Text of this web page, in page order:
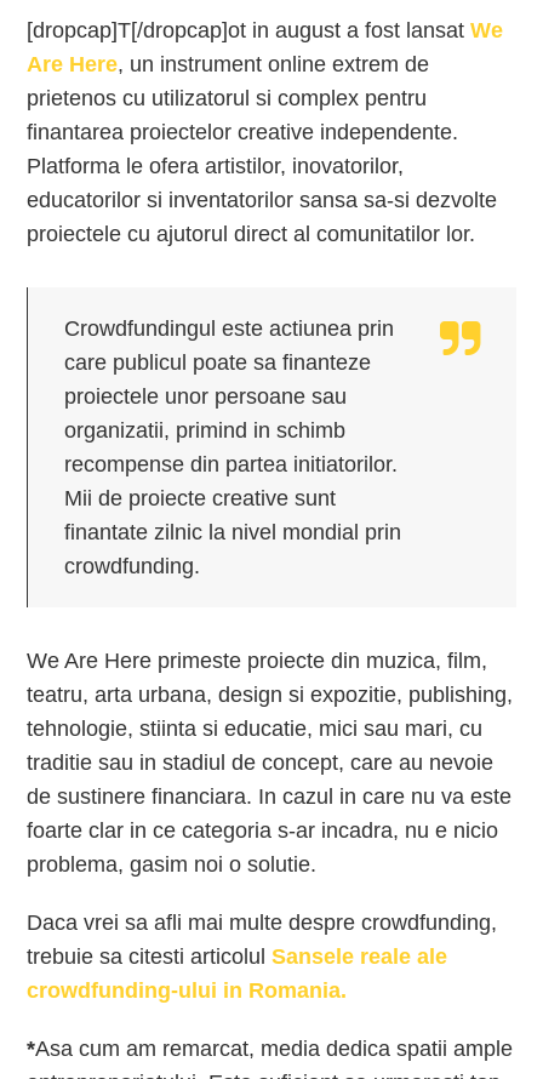
[dropcap]T[/dropcap]ot in august a fost lansat We
Are Here, un instrument online extrem de
prietenos cu utilizatorul si complex pentru
finantarea proiectelor creative independente.
Platforma le ofera artistilor, inovatorilor,
educatorilor si inventatorilor sansa sa-si dezvolte
proiectele cu ajutorul direct al comunitatilor lor.
Crowdfundingul este actiunea prin
care publicul poate sa finanteze
proiectele unor persoane sau
organizatii, primind in schimb
recompense din partea initiatorilor.
Mii de proiecte creative sunt
finantate zilnic la nivel mondial prin
crowdfunding.
We Are Here primeste proiecte din muzica, film,
teatru, arta urbana, design si expozitie, publishing,
tehnologie, stiinta si educatie, mici sau mari, cu
traditie sau in stadiul de concept, care au nevoie
de sustinere financiara. In cazul in care nu va este
foarte clar in ce categoria s-ar incadra, nu e nicio
problema, gasim noi o solutie.
Daca vrei sa afli mai multe despre crowdfunding,
trebuie sa citesti articolulSansele reale ale
crowdfunding-ului in Romania.
*Asa cum am remarcat, media dedica spatii ample